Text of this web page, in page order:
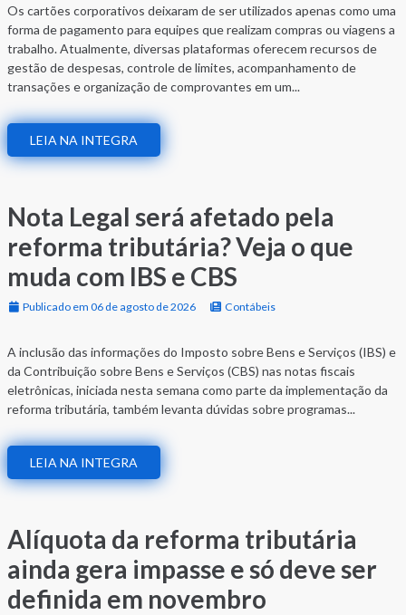
Os cartões corporativos deixaram de ser utilizados apenas como uma
forma de pagamento para equipes que realizam compras ou viagens a
trabalho. Atualmente, diversas plataformas oferecem recursos de
gestão de despesas, controle de limites, acompanhamento de
transações e organização de comprovantes em um...
LEIA NA INTEGRA
Nota Legal será afetado pela
reforma tributária? Veja o que
muda com IBS e CBS
Publicado em 06 de agosto de 2026 Contábeis
A inclusão das informações do Imposto sobre Bens e Serviços (IBS) e
da Contribuição sobre Bens e Serviços (CBS) nas notas fiscais
eletrônicas, iniciada nesta semana como parte da implementação da
reforma tributária, também levanta dúvidas sobre programas...
LEIA NA INTEGRA
Alíquota da reforma tributária
ainda gera impasse e só deve ser
definida em novembro